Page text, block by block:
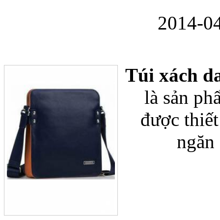
Bao da Samsung
Ốp lưng Samsung
2014-
Túi xách
là sản
được